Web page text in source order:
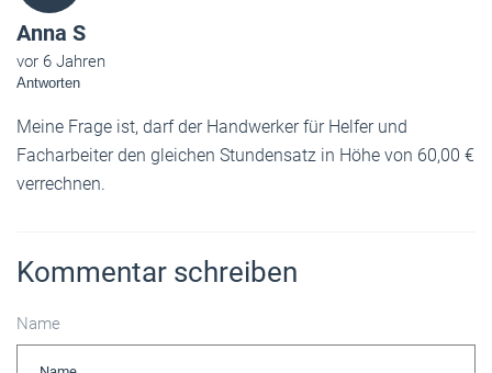
Anna S
vor 6 Jahren
Antworten
Meine Frage ist, darf der Handwerker für Helfer und
Facharbeiter den gleichen Stundensatz in Höhe von 60,00 €
verrechnen.
Kommentar schreiben
Name